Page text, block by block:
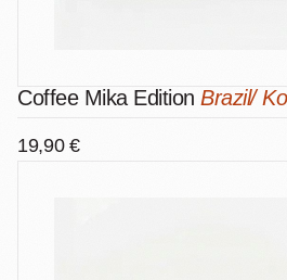
Coffee Mika Edition Brazil/
19,90 €